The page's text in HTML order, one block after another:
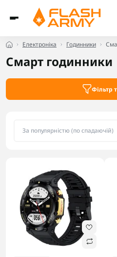
Електроніка Годинники
Смарт годинники
Фільтр